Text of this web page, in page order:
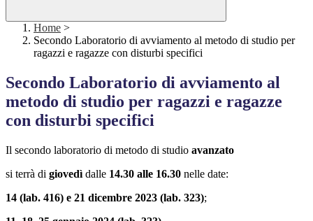
Home >
Secondo Laboratorio di avviamento al metodo di studio per
ragazzi e ragazze con disturbi specifici
Secondo Laboratorio di avviamento al
metodo di studio per ragazzi e ragazze
con disturbi specifici
Il secondo laboratorio di metodo di studio avanzato
si terrà di giovedì dalle 14.30 alle 16.30 nelle date:
14 (lab. 416) e 21 dicembre 2023 (lab. 323);